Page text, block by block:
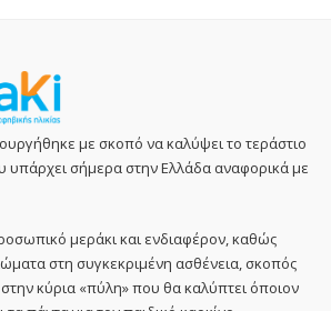
με σκοπό να καλύψει το τεράστιο
υπάρχει σήμερα στην Ελλάδα αναφορικά με
μεράκι και ενδιαφέρον, καθώς
στη συγκεκριμένη ασθένεια, σκοπός
στην κύρια «πύλη» που θα καλύπτει όποιον